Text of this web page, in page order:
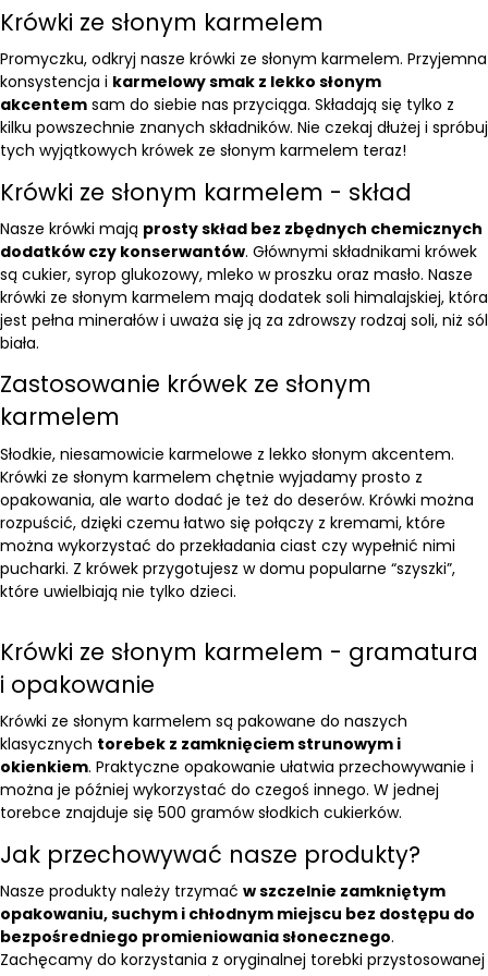
Krówki ze słonym karmelem
Promyczku, odkryj nasze krówki ze słonym karmelem. Przyjemna
konsystencja i karmelowy smak z lekko słonym
akcentem sam do siebie nas przyciąga. Składają się tylko z
kilku powszechnie znanych składników. Nie czekaj dłużej i spróbuj
tych wyjątkowych krówek ze słonym karmelem teraz!
Krówki ze słonym karmelem - skład
Nasze krówki mają prosty skład bez zbędnych chemicznych
dodatków czy konserwantów. Głównymi składnikami krówek
są cukier, syrop glukozowy, mleko w proszku oraz masło. Nasze
krówki ze słonym karmelem mają dodatek soli himalajskiej, która
jest pełna minerałów i uważa się ją za zdrowszy rodzaj soli, niż sól
biała.
Zastosowanie krówek ze słonym
karmelem
Słodkie, niesamowicie karmelowe z lekko słonym akcentem.
Krówki ze słonym karmelem chętnie wyjadamy prosto z
opakowania, ale warto dodać je też do deserów. Krówki można
rozpuścić, dzięki czemu łatwo się połączy z kremami, które
można wykorzystać do przekładania ciast czy wypełnić nimi
pucharki. Z krówek przygotujesz w domu popularne “szyszki”,
które uwielbiają nie tylko dzieci.
Krówki ze słonym karmelem - gramatura
i opakowanie
Krówki ze słonym karmelem są pakowane do naszych
klasycznych torebek z zamknięciem strunowym i
okienkiem. Praktyczne opakowanie ułatwia przechowywanie i
można je później wykorzystać do czegoś innego. W jednej
torebce znajduje się 500 gramów słodkich cukierków.
Jak przechowywać nasze produkty?
Nasze produkty należy trzymać w szczelnie zamkniętym
opakowaniu, suchym i chłodnym miejscu bez dostępu do
bezpośredniego promieniowania słonecznego.
Zachęcamy do korzystania z oryginalnej torebki przystosowanej